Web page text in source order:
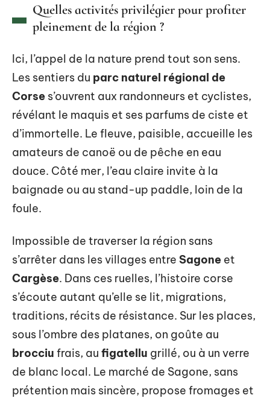
Quelles activités privilégier pour profiter
pleinement de la région ?
Ici, l’appel de la nature prend tout son sens.
Les sentiers du parc naturel régional de
Corse s’ouvrent aux randonneurs et cyclistes,
révélant le maquis et ses parfums de ciste et
d’immortelle. Le fleuve, paisible, accueille les
amateurs de canoë ou de pêche en eau
douce. Côté mer, l’eau claire invite à la
baignade ou au stand-up paddle, loin de la
foule.
Impossible de traverser la région sans
s’arrêter dans les villages entre Sagone et
Cargèse. Dans ces ruelles, l’histoire corse
s’écoute autant qu’elle se lit, migrations,
traditions, récits de résistance. Sur les places,
sous l’ombre des platanes, on goûte au
brocciu frais, au figatellu grillé, ou à un verre
de blanc local. Le marché de Sagone, sans
prétention mais sincère, propose fromages et